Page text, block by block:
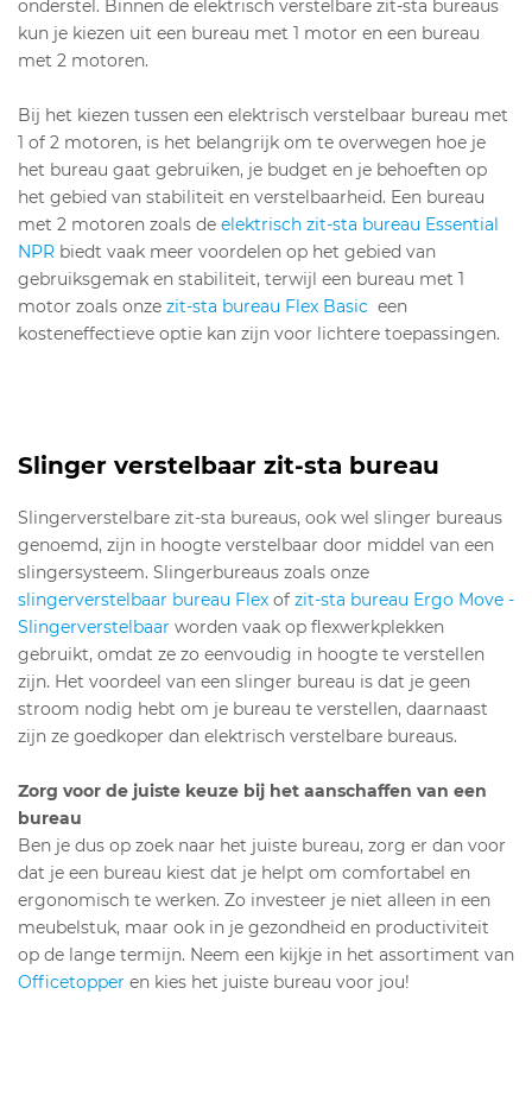
onderstel. Binnen de elektrisch verstelbare zit-sta bureaus
kun je kiezen uit een bureau met 1 motor en een bureau
met 2 motoren.
Bij het kiezen tussen een elektrisch verstelbaar bureau met
1 of 2 motoren, is het belangrijk om te overwegen hoe je
het bureau gaat gebruiken, je budget en je behoeften op
het gebied van stabiliteit en verstelbaarheid. Een bureau
met 2 motoren zoals de elektrisch zit-sta bureau Essential
NPR biedt vaak meer voordelen op het gebied van
gebruiksgemak en stabiliteit, terwijl een bureau met 1
motor zoals onze zit-sta bureau Flex Basic een
kosteneffectieve optie kan zijn voor lichtere toepassingen.
Slinger verstelbaar zit-sta bureau
Slingerverstelbare zit-sta bureaus, ook wel slinger bureaus
genoemd, zijn in hoogte verstelbaar door middel van een
slingersysteem. Slingerbureaus zoals onze
slingerverstelbaar bureau Flex of zit-sta bureau Ergo Move -
Slingerverstelbaar worden vaak op flexwerkplekken
gebruikt, omdat ze zo eenvoudig in hoogte te verstellen
zijn. Het voordeel van een slinger bureau is dat je geen
stroom nodig hebt om je bureau te verstellen, daarnaast
zijn ze goedkoper dan elektrisch verstelbare bureaus.
Zorg voor de juiste keuze bij het aanschaffen van een
bureau
Ben je dus op zoek naar het juiste bureau, zorg er dan voor
dat je een bureau kiest dat je helpt om comfortabel en
ergonomisch te werken. Zo investeer je niet alleen in een
meubelstuk, maar ook in je gezondheid en productiviteit
op de lange termijn. Neem een kijkje in het assortiment van
Officetopper en kies het juiste bureau voor jou!